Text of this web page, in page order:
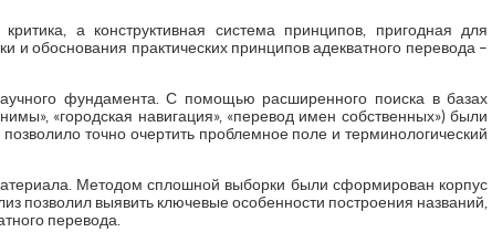
а конструктивная система принципов, пригодная для
и обоснования практических принципов адекватного перевода –
фундамента. С помощью расширенного поиска в базах
«городская навигация», «перевод имен собственных») были
точно очертить проблемное поле и терминологический
Методом сплошной выборки были сформирован корпус
позволил выявить ключевые особенности построения названий,
перевода.